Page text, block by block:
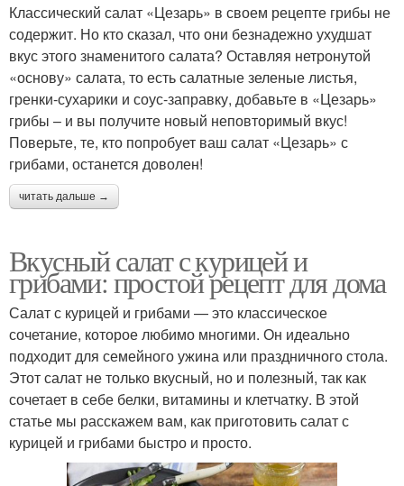
Классический салат «Цезарь» в своем рецепте грибы не
содержит. Но кто сказал, что они безнадежно ухудшат
вкус этого знаменитого салата? Оставляя нетронутой
«основу» салата, то есть салатные зеленые листья,
гренки-сухарики и соус-заправку, добавьте в «Цезарь»
грибы – и вы получите новый неповторимый вкус!
Поверьте, те, кто попробует ваш салат «Цезарь» с
грибами, останется доволен!
читать дальше →
Вкусный салат с курицей и
грибами: простой рецепт для дома
Салат с курицей и грибами — это классическое
сочетание, которое любимо многими. Он идеально
подходит для семейного ужина или праздничного стола.
Этот салат не только вкусный, но и полезный, так как
сочетает в себе белки, витамины и клетчатку. В этой
статье мы расскажем вам, как приготовить салат с
курицей и грибами быстро и просто.